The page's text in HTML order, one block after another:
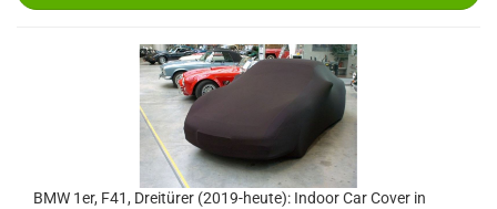
BMW 1er, F41, Dreitürer (2019-heute): Indoor Car Cover in